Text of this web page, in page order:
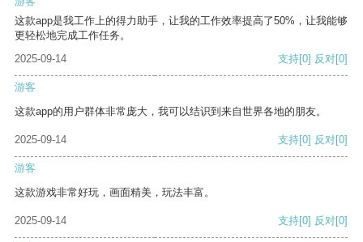
这款app是我工作上的得力助手，让我的工作效率提高了50%，让我能够
更轻松地完成工作任务。
2025-09-14
支持[0] 反对[0]
游客
这款app的用户群体非常庞大，我可以结识到来自世界各地的朋友。
2025-09-14 支持[0] 反对[0]
游客
这款游戏非常好玩，画面精美，玩法丰富。
2025-09-14 支持[0] 反对[0]